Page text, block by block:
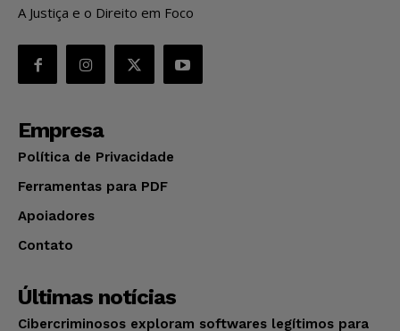
A Justiça e o Direito em Foco
Empresa
Política de Privacidade
Ferramentas para PDF
Apoiadores
Contato
Últimas notícias
Cibercriminosos exploram softwares legítimos para